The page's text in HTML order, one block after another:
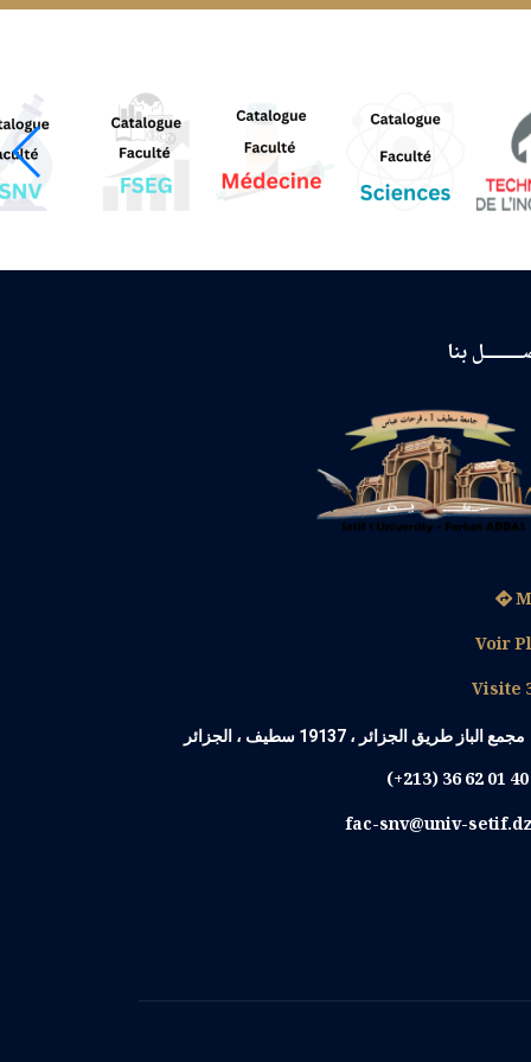
بنا
Voir
Visite
مجمع الباز طريق الجزائر ، 19137 سطيف ، الجزائر
(+213) 36 62 01 40
fac-snv@univ-setif.dz